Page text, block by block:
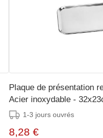
Plaque de présentation
Acier inoxydable -
1-3 jours ouvrés
8,28 €